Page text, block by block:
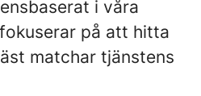
i våra
på att hitta
matchar tjänstens